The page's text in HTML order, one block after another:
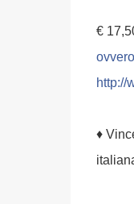
€
http://
♦